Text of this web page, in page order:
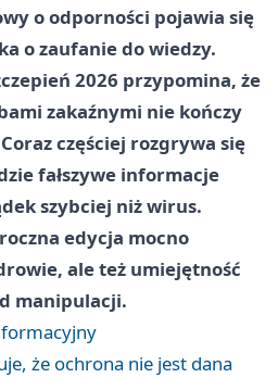
o odporności pojawia się
o zaufanie do wiedzy.
2026 przypomina, że
zakaźnymi nie kończy
częściej rozgrywa się
fałszywe informacje
szybciej niż wirus.
edycja mocno
ale też umiejętność
manipulacji.
że ochrona nie jest dana